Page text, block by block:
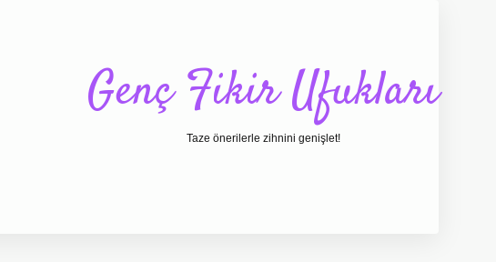
Genç Fikir Ufukları
Taze önerilerle zihnini genişlet!